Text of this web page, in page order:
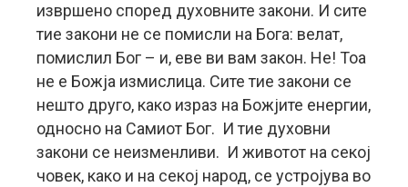
извршено според духовните закони. И сите
тие закони не се помисли на Бога: велат,
помислил Бог – и, еве ви вам закон. Не! Тоа
не е Божја измислица. Сите тие закони се
нешто друго, како израз на Божјите енергии,
односно на Самиот Бог. И тие духовни
закони се неизменливи. И животот на секој
човек, како и на секој народ, се устројува во